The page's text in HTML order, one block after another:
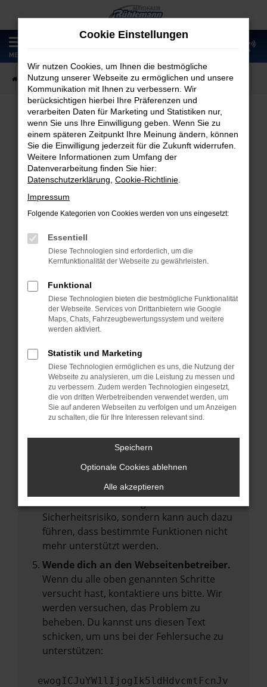
Zum
Hauptinhalt
springen
MENÜ
Startseite Fahrzeugangebote Fahrzeugmarkt
Fahrzeugmarkt
Fehler: Network Error
Beim Laden ist ein Fehler aufgetreten.
Hier sind ein paar Tipps, die dir helfen können:
Überprüfe deine Firewall und deine
Laden andere Webseiten, zum Beispiel
deine Suchmaschine?
Prüfe deine Browsererweiterungen.
Manche Erweiterungen, wie Werbeblocker,
können das Laden bestimmter Seiten
verhindern. Funktioniert die Seite in einem
anderen Browser oder in einem privaten
Fenster?
Starte dein Gerät neu.
vorübergehende Probleme zu beheben.
Betriebssystem auf dem neuesten Stand
Veraltete Software birgt nicht nur ein
Sicherheitsrisiko, sondern kann auch dazu
führen, dass bestimmte Funktionen nicht
mehr unterstützt werden.
Wende dich an den Webseitenbetreiber.
Wenn du alle oben genannten Schritte
versucht hast, kontaktiere uns bitte. Wir
werden versuchen, das Problem zu
beheben. Du kannst uns diesen Text
schicken, um uns bei der Fehlersuche zu
unterstützen:
ewogICJuYW1lIjogIk5ldHdvcmtFcnJv
Cookie Einstellungen
Wir nutzen Cookies, um Ihnen die bestmögliche
Nutzung unserer Webseite zu ermöglichen und unsere
Kommunikation mit Ihnen zu verbessern. Wir
berücksichtigen hierbei Ihre Präferenzen und
verarbeiten Daten für Marketing und Statistiken nur,
wenn Sie uns Ihre Einwilligung geben. Wenn Sie zu
einem späteren Zeitpunkt Ihre Meinung ändern, können
Sie die Einwilligung jederzeit für die Zukunft widerrufen.
Weitere Informationen zum Umfang der
Datenverarbeitung finden Sie hier:
Datenschutzerklärung Cookie-Richtlinie
Impressum
Folgende Kategorien von Cookies werden von uns eingesetzt:
Essentiell
Diese Technologien sind erforderlich, um die
Kernfunktionalität der Webseite zu gewährleisten.
Funktional
Diese Technologien bieten die bestmögliche Funktionalität
der Webseite. Services von Drittanbietern wie Google
Maps, Chats, Fahrzeugbewertungssystem und weitere
werden aktiviert.
Statistik und Marketing
Diese Technologien ermöglichen es uns, die Nutzung der
Webseite zu analysieren, um die Leistung zu messen und
zu verbessern. Zudem werden Technologien eingesetzt,
die von dritten Werbetreibenden verwendet werden, um
Sie auf anderen Webseiten zu verfolgen und um Anzeigen
zu schalten, die für Ihre Interessen relevant sind.
Speichern
Optionale Cookies ablehnen
Alle akzeptieren